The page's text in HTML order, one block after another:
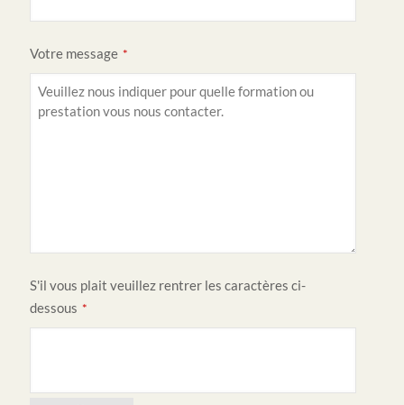
Votre message *
S'il vous plait veuillez rentrer les caractères ci-
dessous *